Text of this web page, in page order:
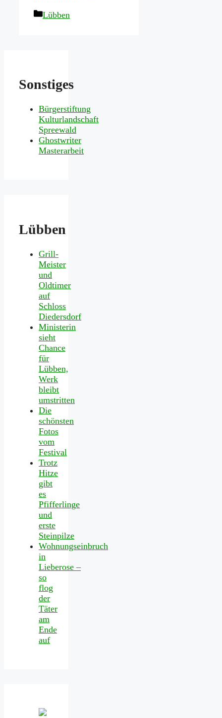
Kategorien
Lübben
Sonstiges
Bürgerstiftung
Kulturlandschaft
Spreewald
Ghostwriter
Masterarbeit
Lübben
Grill-
Meister
und
Oldtimer
auf
Schloss
Diedersdorf
Ministerin
sieht
Chance
für
Lübben,
Werk
bleibt
umstritten
Die
schönsten
Fotos
vom
Festival
Trotz
Hitze
gibt
es
Pfifferlinge
und
erste
Steinpilze
Wohnungseinbruch
in
Lieberose –
so
flog
der
Täter
am
Ende
auf